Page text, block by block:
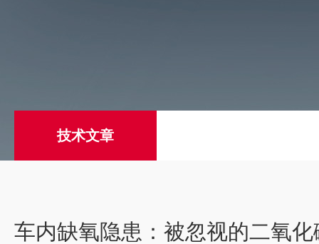
技术文章
车内缺氧隐患：被忽视的二氧